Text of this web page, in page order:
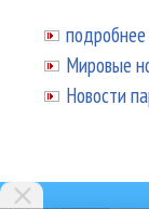
подробнее
Мировые
Новости